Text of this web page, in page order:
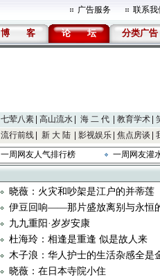
广告服务 联系我
博 客 论 坛 分类广告
七荤八素 高山流水 海 二 代 教育学术
流行前线 新 大 陆 影视娱乐 焦点房谈
一周网友人气排行榜 一周网友灌
晓薇：火灾和吵架是江户的并蒂莲
伊豆回响——那片盛放离别与永恒
九九重阳·岁岁安康
杜海玲：相逢是重逢 似是故人来
木子浪：华人护士的生活杂感全是
晓薇：在日本寺院小住